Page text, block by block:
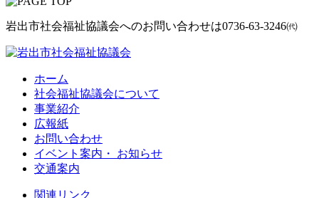
岩出市社会福祉協議会へのお問い合わせは0736-63-3246㈹
ホーム
社会福祉協議会について
事業紹介
広報紙
お問い合わせ
イベント案内・ お知らせ
交通案内
関連リンク